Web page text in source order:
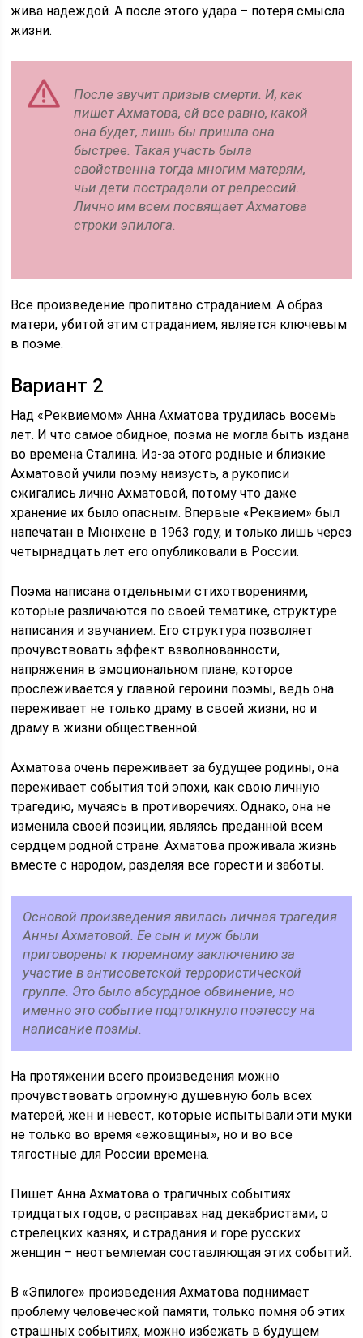
жива надеждой. А после этого удара – потеря смысла
жизни.
После звучит призыв смерти. И, как
пишет Ахматова, ей все равно, какой
она будет, лишь бы пришла она
быстрее. Такая участь была
свойственна тогда многим матерям,
чьи дети пострадали от репрессий.
Лично им всем посвящает Ахматова
строки эпилога.
Все произведение пропитано страданием. А образ
матери, убитой этим страданием, является ключевым
в поэме.
Вариант 2
Над «Реквиемом» Анна Ахматова трудилась восемь
лет. И что самое обидное, поэма не могла быть издана
во времена Сталина. Из-за этого родные и близкие
Ахматовой учили поэму наизусть, а рукописи
сжигались лично Ахматовой, потому что даже
хранение их было опасным. Впервые «Реквием» был
напечатан в Мюнхене в 1963 году, и только лишь через
четырнадцать лет его опубликовали в России.
Поэма написана отдельными стихотворениями,
которые различаются по своей тематике, структуре
написания и звучанием. Его структура позволяет
прочувствовать эффект взволнованности,
напряжения в эмоциональном плане, которое
прослеживается у главной героини поэмы, ведь она
переживает не только драму в своей жизни, но и
драму в жизни общественной.
Ахматова очень переживает за будущее родины, она
переживает события той эпохи, как свою личную
трагедию, мучаясь в противоречиях. Однако, она не
изменила своей позиции, являясь преданной всем
сердцем родной стране. Ахматова проживала жизнь
вместе с народом, разделяя все горести и заботы.
Основой произведения явилась личная трагедия
Анны Ахматовой. Ее сын и муж были
приговорены к тюремному заключению за
участие в антисоветской террористической
группе. Это было абсурдное обвинение, но
именно это событие подтолкнуло поэтессу на
написание поэмы.
На протяжении всего произведения можно
прочувствовать огромную душевную боль всех
матерей, жен и невест, которые испытывали эти муки
не только во время «ежовщины», но и во все
тягостные для России времена.
Пишет Анна Ахматова о трагичных событиях
тридцатых годов, о расправах над декабристами, о
стрелецких казнях, и страдания и горе русских
женщин – неотъемлемая составляющая этих событий.
В «Эпилоге» произведения Ахматова поднимает
проблему человеческой памяти, только помня об этих
страшных событиях, можно избежать в будущем